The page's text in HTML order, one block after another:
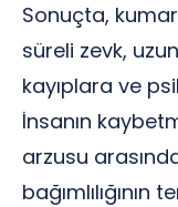
Sonuçta,
süreli zevk,
kayıplara ve
İnsanın
arzusu
bağımlılığının